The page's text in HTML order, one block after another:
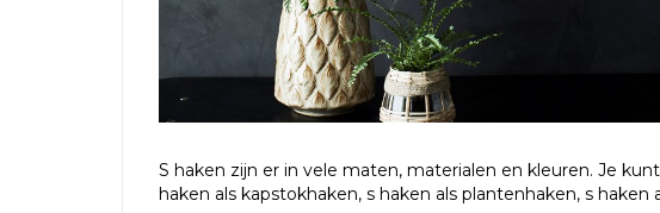
S haken zijn er in vele maten, materialen en kleuren. Je
haken als kapstokhaken, s haken als plantenhaken, s haken